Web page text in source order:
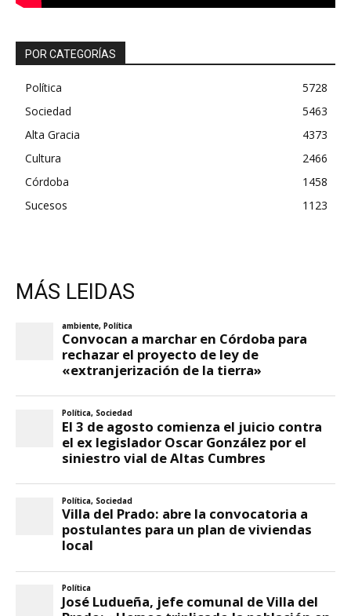
POR CATEGORÍAS
Política
5728
Sociedad
5463
Alta Gracia
4373
Cultura
2466
Córdoba
1458
Sucesos
1123
MÁS LEIDAS